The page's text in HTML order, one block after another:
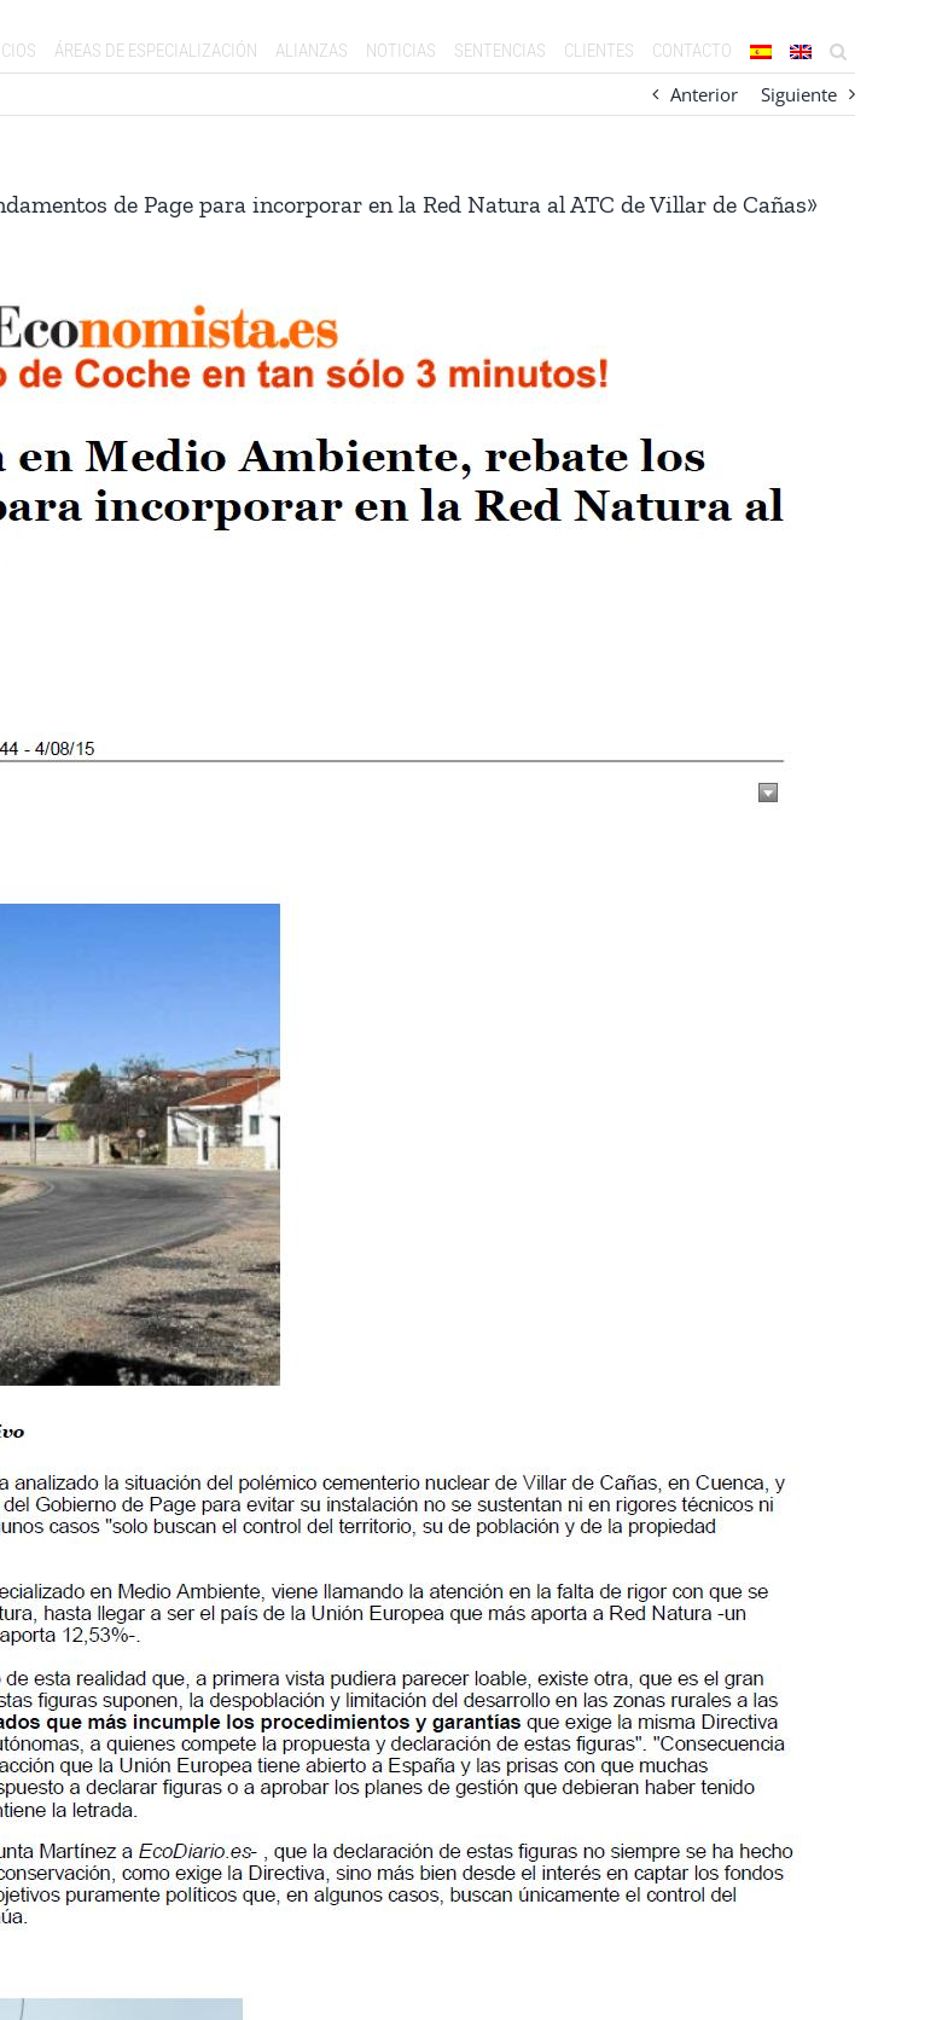
ÁREAS DE ESPECIALIZACIÓN ALIANZAS NOTICIAS SENTENCIAS CLIENTES CONTACTO
Anterior Siguiente
de Page para incorporar en la Red Natura al ATC de Villar de Cañas»